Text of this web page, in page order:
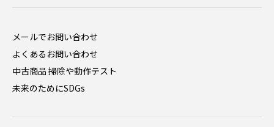
メールでお問い合わせ
よくあるお問い合わせ
中古商品 掃除や動作テスト
未来のためにSDGs